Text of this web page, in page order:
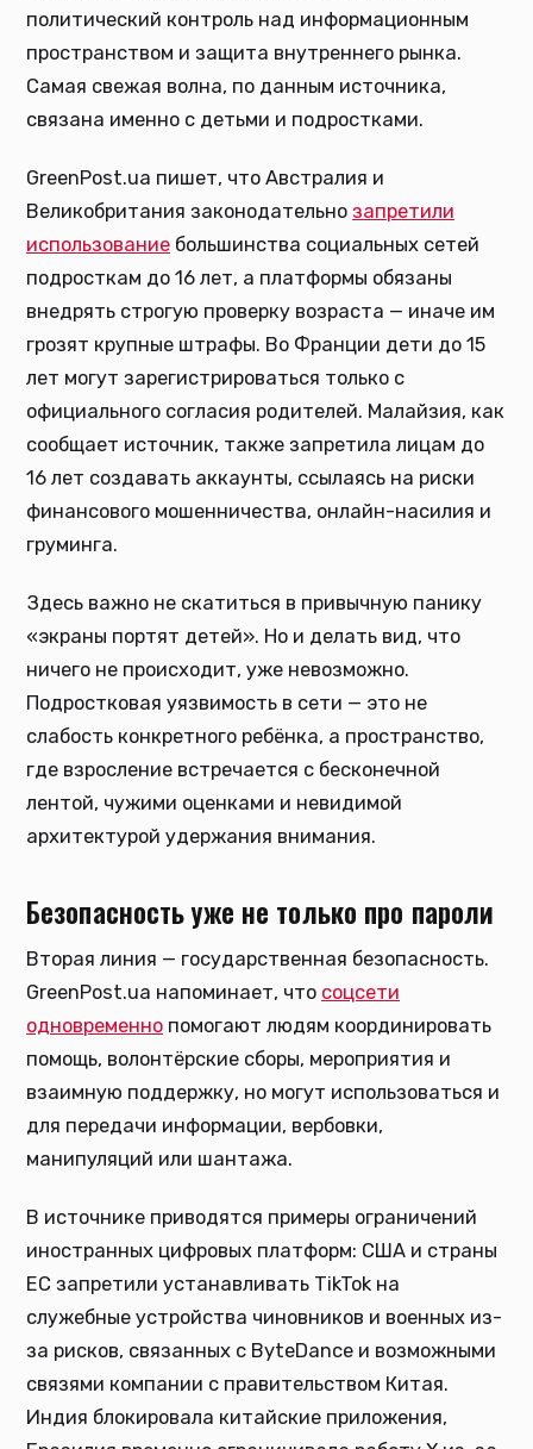
политический контроль над информационным
пространством и защита внутреннего рынка.
Самая свежая волна, по данным источника,
связана именно с детьми и подростками.
GreenPost.ua пишет, что Австралия и
Великобритания законодательно запретили
использование большинства социальных сетей
подросткам до 16 лет, а платформы обязаны
внедрять строгую проверку возраста — иначе им
грозят крупные штрафы. Во Франции дети до 15
лет могут зарегистрироваться только с
официального согласия родителей. Малайзия, как
сообщает источник, также запретила лицам до
16 лет создавать аккаунты, ссылаясь на риски
финансового мошенничества, онлайн-насилия и
груминга.
Здесь важно не скатиться в привычную панику
«экраны портят детей». Но и делать вид, что
ничего не происходит, уже невозможно.
Подростковая уязвимость в сети — это не
слабость конкретного ребёнка, а пространство,
где взросление встречается с бесконечной
лентой, чужими оценками и невидимой
архитектурой удержания внимания.
Безопасность уже не только про пароли
Вторая линия — государственная безопасность.
GreenPost.ua напоминает, что соцсети
одновременно помогают людям координировать
помощь, волонтёрские сборы, мероприятия и
взаимную поддержку, но могут использоваться и
для передачи информации, вербовки,
манипуляций или шантажа.
В источнике приводятся примеры ограничений
иностранных цифровых платформ: США и страны
ЕС запретили устанавливать TikTok на
служебные устройства чиновников и военных из-
за рисков, связанных с ByteDance и возможными
связями компании с правительством Китая.
Индия блокировала китайские приложения,